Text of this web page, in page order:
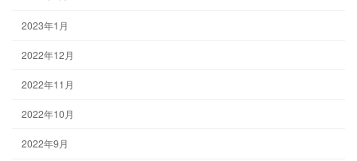
2023年1月
2022年12月
2022年11月
2022年10月
2022年9月